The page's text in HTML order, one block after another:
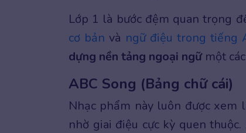
Lớp 1 là bước đệm quan trọng
cơ bản và ngữ điệu trong tiếng
dựng nền tảng ngoại ngữmột
ABC Song (Bảng chữ cái)
Nhạc phẩm này luôn được
nhờ giai điệu cực kỳ quen